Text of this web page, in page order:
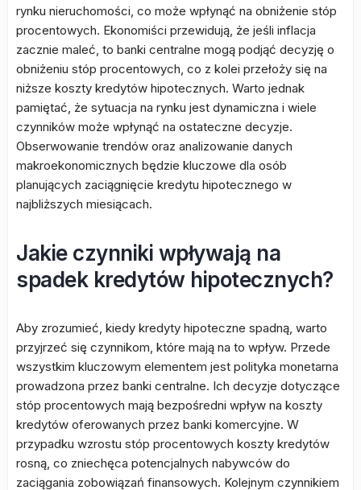
rynku nieruchomości, co może wpłynąć na obniżenie stóp
procentowych. Ekonomiści przewidują, że jeśli inflacja
zacznie maleć, to banki centralne mogą podjąć decyzję o
obniżeniu stóp procentowych, co z kolei przełoży się na
niższe koszty kredytów hipotecznych. Warto jednak
pamiętać, że sytuacja na rynku jest dynamiczna i wiele
czynników może wpłynąć na ostateczne decyzje.
Obserwowanie trendów oraz analizowanie danych
makroekonomicznych będzie kluczowe dla osób
planujących zaciągnięcie kredytu hipotecznego w
najbliższych miesiącach.
Jakie czynniki wpływają na
spadek kredytów hipotecznych?
Aby zrozumieć, kiedy kredyty hipoteczne spadną, warto
przyjrzeć się czynnikom, które mają na to wpływ. Przede
wszystkim kluczowym elementem jest polityka monetarna
prowadzona przez banki centralne. Ich decyzje dotyczące
stóp procentowych mają bezpośredni wpływ na koszty
kredytów oferowanych przez banki komercyjne. W
przypadku wzrostu stóp procentowych koszty kredytów
rosną, co zniechęca potencjalnych nabywców do
zaciągania zobowiązań finansowych. Kolejnym czynnikiem